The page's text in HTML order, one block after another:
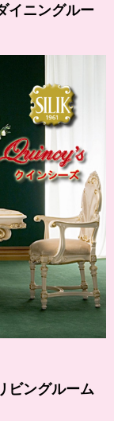
イニングルー
ビングルーム